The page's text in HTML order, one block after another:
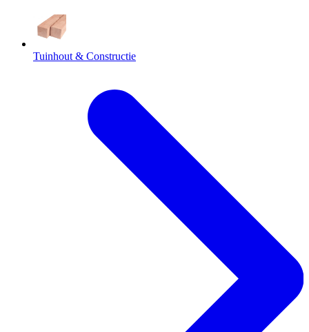
Tuinhout & Constructie